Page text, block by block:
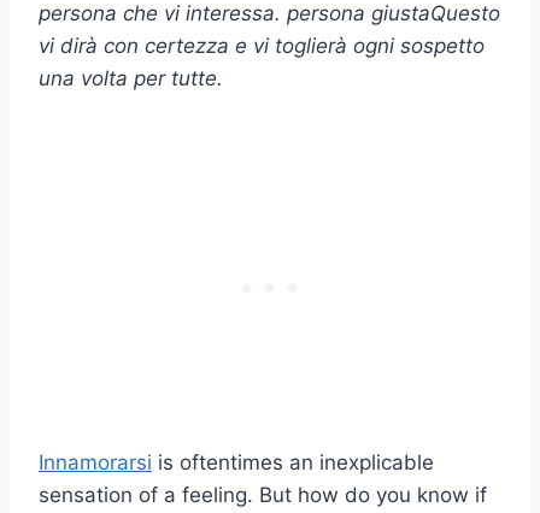
persona che vi interessa. persona giustaQuesto
vi dirà con certezza e vi toglierà ogni sospetto
una volta per tutte.
Innamorarsi is oftentimes an inexplicable
sensation of a feeling. But how do you know if